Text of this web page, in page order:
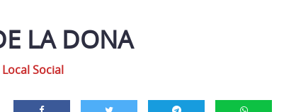
LA DONA
Local Social